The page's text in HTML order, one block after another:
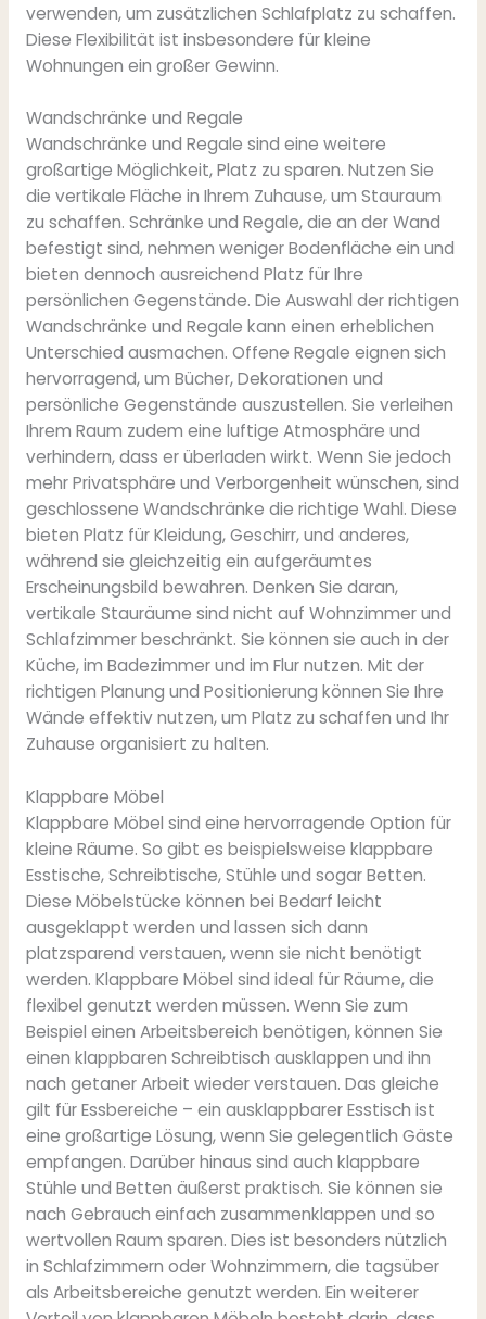
verwenden, um zusätzlichen Schlafplatz zu schaffen.
Diese Flexibilität ist insbesondere für kleine
Wohnungen ein großer Gewinn.
Wandschränke und Regale
Wandschränke und Regale sind eine weitere
großartige Möglichkeit, Platz zu sparen. Nutzen Sie
die vertikale Fläche in Ihrem Zuhause, um Stauraum
zu schaffen. Schränke und Regale, die an der Wand
befestigt sind, nehmen weniger Bodenfläche ein und
bieten dennoch ausreichend Platz für Ihre
persönlichen Gegenstände. Die Auswahl der richtigen
Wandschränke und Regale kann einen erheblichen
Unterschied ausmachen. Offene Regale eignen sich
hervorragend, um Bücher, Dekorationen und
persönliche Gegenstände auszustellen. Sie verleihen
Ihrem Raum zudem eine luftige Atmosphäre und
verhindern, dass er überladen wirkt. Wenn Sie jedoch
mehr Privatsphäre und Verborgenheit wünschen, sind
geschlossene Wandschränke die richtige Wahl. Diese
bieten Platz für Kleidung, Geschirr, und anderes,
während sie gleichzeitig ein aufgeräumtes
Erscheinungsbild bewahren. Denken Sie daran,
vertikale Stauräume sind nicht auf Wohnzimmer und
Schlafzimmer beschränkt. Sie können sie auch in der
Küche, im Badezimmer und im Flur nutzen. Mit der
richtigen Planung und Positionierung können Sie Ihre
Wände effektiv nutzen, um Platz zu schaffen und Ihr
Zuhause organisiert zu halten.
Klappbare Möbel
Klappbare Möbel sind eine hervorragende Option für
kleine Räume. So gibt es beispielsweise klappbare
Esstische, Schreibtische, Stühle und sogar Betten.
Diese Möbelstücke können bei Bedarf leicht
ausgeklappt werden und lassen sich dann
platzsparend verstauen, wenn sie nicht benötigt
werden. Klappbare Möbel sind ideal für Räume, die
flexibel genutzt werden müssen. Wenn Sie zum
Beispiel einen Arbeitsbereich benötigen, können Sie
einen klappbaren Schreibtisch ausklappen und ihn
nach getaner Arbeit wieder verstauen. Das gleiche
gilt für Essbereiche – ein ausklappbarer Esstisch ist
eine großartige Lösung, wenn Sie gelegentlich Gäste
empfangen. Darüber hinaus sind auch klappbare
Stühle und Betten äußerst praktisch. Sie können sie
nach Gebrauch einfach zusammenklappen und so
wertvollen Raum sparen. Dies ist besonders nützlich
in Schlafzimmern oder Wohnzimmern, die tagsüber
als Arbeitsbereiche genutzt werden. Ein weiterer